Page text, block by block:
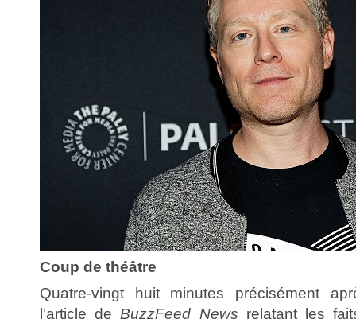
Coup de théâtre
Quatre-vingt huit minutes précisément
l'article deBuzzFeed News relatant les